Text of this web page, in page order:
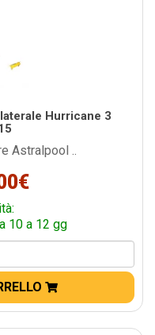
Hurricane 3
Astralpool ..
10 a 12 gg